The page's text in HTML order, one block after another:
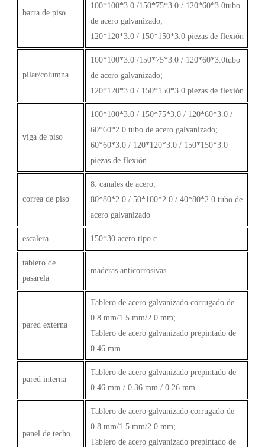
barra de piso
100*100*3.0 /150*75*3.0 / 120*60*3.0tubo
de acero galvanizado;
120*120*3.0 / 150*150*3.0 piezas de flexión
pilar/columna
100*100*3.0 /150*75*3.0 / 120*60*3.0tubo
de acero galvanizado;
120*120*3.0 / 150*150*3.0 piezas de flexión
viga de piso
100*100*3.0 / 150*75*3.0 / 120*60*3.0 /
60*60*2.0 tubo de acero galvanizado;
60*60*3.0 / 120*120*3.0 / 150*150*3.0
piezas de flexión
correa de piso
8. canales de acero;
80*80*2.0 / 50*100*2.0 / 40*80*2.0 tubo de
acero galvanizado
escalera 150*30 acero tipo c
tablero de
pasarela
maderas anticorrosivas
pared externa
Tablero de acero galvanizado corrugado de
0.8 mm/1.5 mm/2.0 mm;
Tablero de acero galvanizado prepintado de
0.46 mm
pared interna
Tablero de acero galvanizado prepintado de
0.46 mm / 0.36 mm / 0.26 mm
panel de techo
Tablero de acero galvanizado corrugado de
0.8 mm/1.5 mm/2.0 mm;
Tablero de acero galvanizado prepintado de